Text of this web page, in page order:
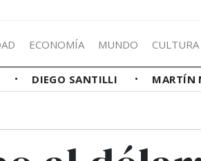
ECONOMÍA MUNDO CULTURA
DIEGO SANTILLI MARTÍN